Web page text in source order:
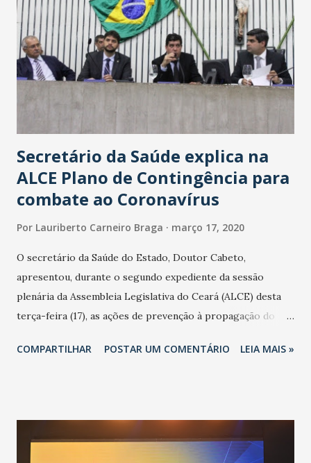
Secretário da Saúde explica na
ALCE Plano de Contingência para
combate ao Coronavírus
Por Lauriberto Carneiro Braga março 17, 2020
O secretário da Saúde do Estado, Doutor Cabeto,
apresentou, durante o segundo expediente da sessão
plenária da Assembleia Legislativa do Ceará (ALCE) desta
terça-feira (17), as ações de prevenção à propagação do
adotadas pelo Governo do Estado na contenção da
população suspeita e de cuidados com os ambientes
públicos e domiciliares. “Nós não estamos vivendo uma
COMPARTILHAR POSTAR UM COMENTÁRIO LEIA MAIS »